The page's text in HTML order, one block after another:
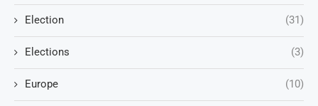
Election (31)
Elections (3)
Europe (10)